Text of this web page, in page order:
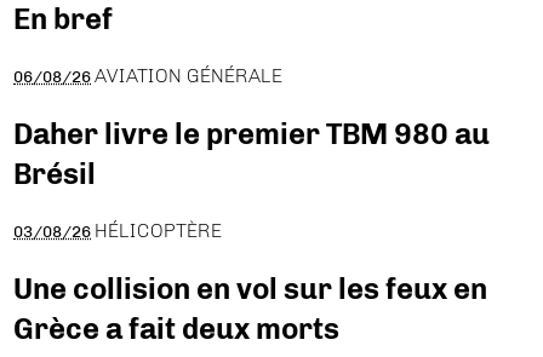
En bref
06/08/26 AVIATION GÉNÉRALE
Daher livre le premier TBM 980 au
Brésil
03/08/26 HÉLICOPTÈRE
Une collision en vol sur les feux en
Grèce a fait deux morts